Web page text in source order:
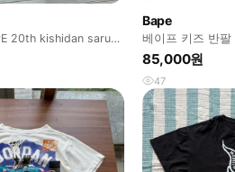
20th kishidan saru
Bape
베이프 키즈 반팔
85,000원
47